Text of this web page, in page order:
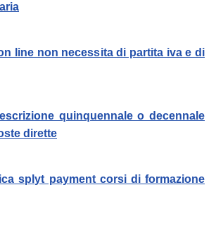
line non necessita di partita iva e di
quinquennale o decennale
dirette
splyt payment corsi di formazione